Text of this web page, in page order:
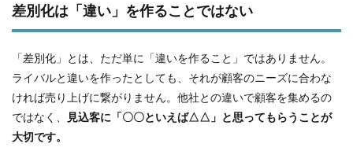
差別化は「違い」を作ることではない
「差別化」とは、ただ単に「違いを作ること」ではありません。
ライバルと違いを作ったとしても、それが顧客のニーズに合わな
ければ売り上げに繋がりません。他社との違いで顧客を集めるの
ではなく、
見込客に「〇〇といえば△△」と思ってもらうことが
大切です。